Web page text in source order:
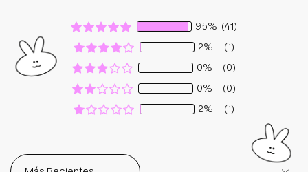
95% (41)
2%
(1)
0%
(0)
0%
(0)
2%
(1)
Sort by